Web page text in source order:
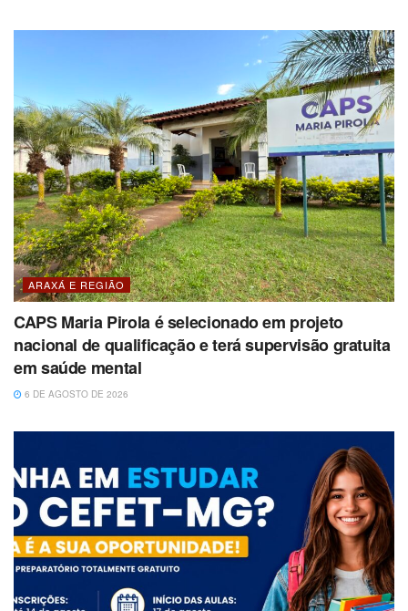
ARAXÁ E REGIÃO
CAPS Maria Pirola é selecionado em projeto
nacional de qualificação e terá supervisão gratuita
em saúde mental
6 DE AGOSTO DE 2026